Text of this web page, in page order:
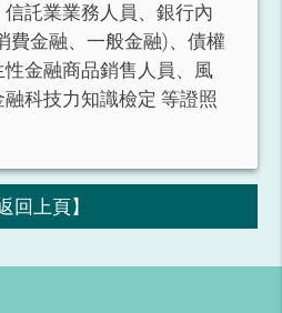
託業業務人員、銀行內
費金融、一般金融)、債權
金融商品銷售人員、風
科技力知識檢定 等證照
回上頁】